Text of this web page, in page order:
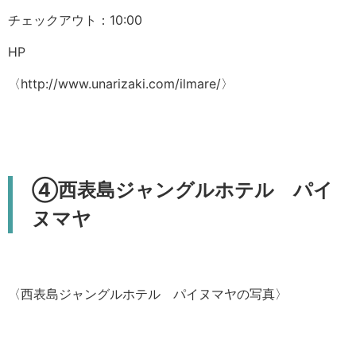
チェックアウト：10:00
HP
〈http://www.unarizaki.com/ilmare/〉
④西表島ジャングルホテル パイ
ヌマヤ
〈西表島ジャングルホテル パイヌマヤの写真〉